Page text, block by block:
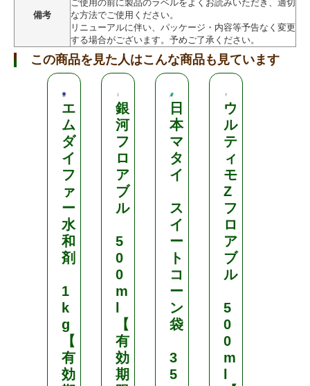
備考
ご使用の前に製品のラベルをよくお読みいただき、適切
な方法でご使用ください。
リニューアルに伴い、パッケージ・内容等予告なく変更
する場合がございます。予めご了承ください。
この商品を見た人はこんな商品も見ています
エ
ム
ダ
イ
フ
ァ
ー
水
和
剤
1
k
g
【
有
効
銀
河
フ
ロ
ア
ブ
ル
5
0
0
m
【
有
効
期
日
本
マ
タ
イ
ス
イ
ー
ト
コ
ー
ン
袋
3
5
ウ
ル
テ
ィ
モ
Z
フ
ロ
ア
ブ
ル
5
0
0
m